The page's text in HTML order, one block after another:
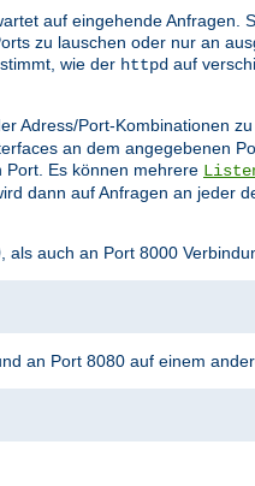
auf eingehende Anfragen.
zu lauschen oder nur an
wie der httpd auf
Adress/Port-Kombinationen
an dem angegebenen
Es können mehrere
dann auf Anfragen an jeder
auch an Port 8000
an Port 8080 auf einem